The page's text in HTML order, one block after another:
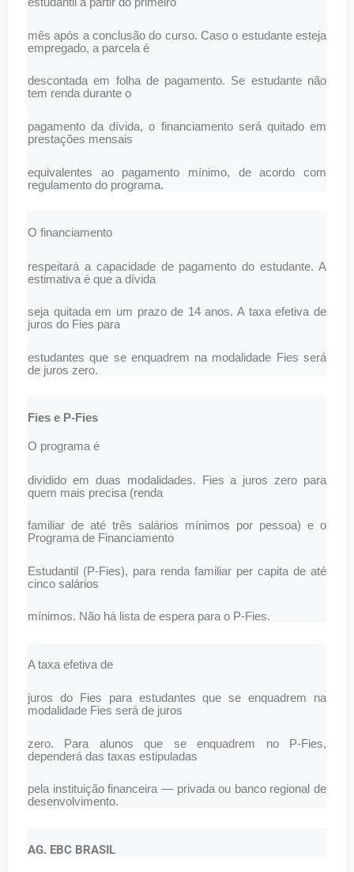
estudantil a partir do primeiro
mês após a conclusão do curso. Caso o estudante esteja
empregado, a parcela é
descontada em folha de pagamento. Se estudante não
tem renda durante o
pagamento da dívida, o financiamento será quitado em
prestações mensais
equivalentes ao pagamento mínimo, de acordo com
regulamento do programa.
O financiamento
respeitará a capacidade de pagamento do estudante. A
estimativa é que a dívida
seja quitada em um prazo de 14 anos. A taxa efetiva de
juros do Fies para
estudantes que se enquadrem na modalidade Fies será
de juros zero.
Fies e P-Fies
O programa é
dividido em duas modalidades. Fies a juros zero para
quem mais precisa (renda
familiar de até três salários mínimos por pessoa) e o
Programa de Financiamento
Estudantil (P-Fies), para renda familiar per capita de até
cinco salários
mínimos. Não há lista de espera para o P-Fies.
A taxa efetiva de
juros do Fies para estudantes que se enquadrem na
modalidade Fies será de juros
zero. Para alunos que se enquadrem no P-Fies,
dependerá das taxas estipuladas
pela instituição financeira — privada ou banco regional de
desenvolvimento.
AG. EBC BRASIL